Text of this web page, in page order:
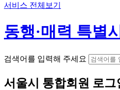
서비스 전체보기
동행·매력 특별
검색어를 입력해 주세요
서울시 통합회원 로그